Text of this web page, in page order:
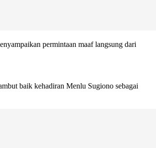
permintaan maaf langsung dari
baik kehadiran Menlu Sugiono sebagai